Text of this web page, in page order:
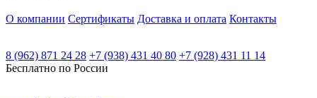
О компании Сертификаты Доставка и оплата Контакты
8 (962) 871 24 28 +7 (938) 431 40 80 +7 (928) 431 11 14
Бесплатно по России